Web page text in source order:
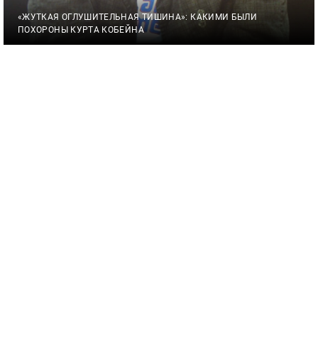
«ЖУТКАЯ ОГЛУШИТЕЛЬНАЯ ТИШИНА»: КАКИМИ БЫЛИ
ПОХОРОНЫ КУРТА КОБЕЙНА